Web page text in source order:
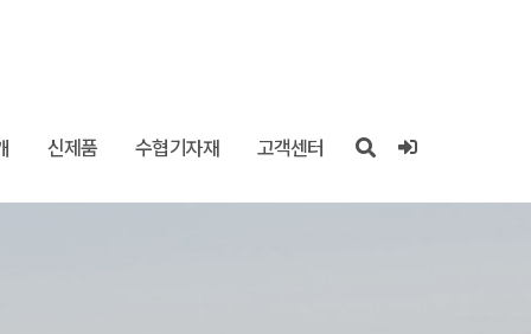
신제품 수협기자재 고객센터